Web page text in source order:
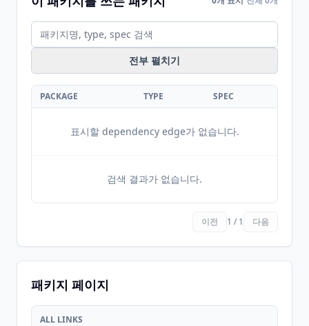
전부 펼치기
PACKAGE TYPE SPEC
표시할 dependency edge가 없습니다.
검색 결과가 없습니다.
이전 1 / 1 다음
패키지 페이지
ALL LINKS